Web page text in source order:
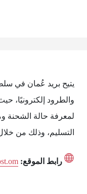
يتيح بريد عُمان في
والطرود إلكترونيًا،
لمعرفة حالة الشحنة
التسليم، وذلك من
رابط الموقع: